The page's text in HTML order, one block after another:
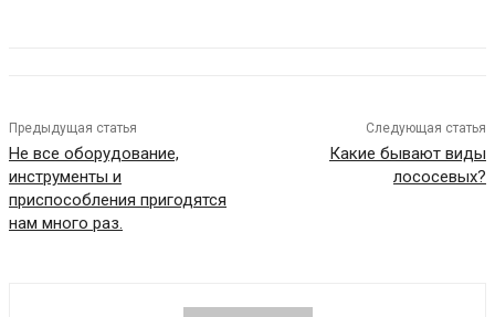
Предыдущая статья
Не все оборудование,
инструменты и
приспособления пригодятся
нам много раз.
Следующая статья
Какие бывают виды
лососевых?